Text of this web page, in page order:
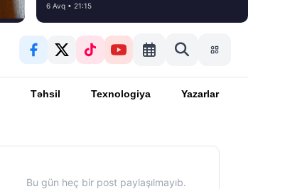
6 Avq • 21:15
Təhsil Texnologiya Yazarlar
Bu gün heç bir post paylaşılmayıb.